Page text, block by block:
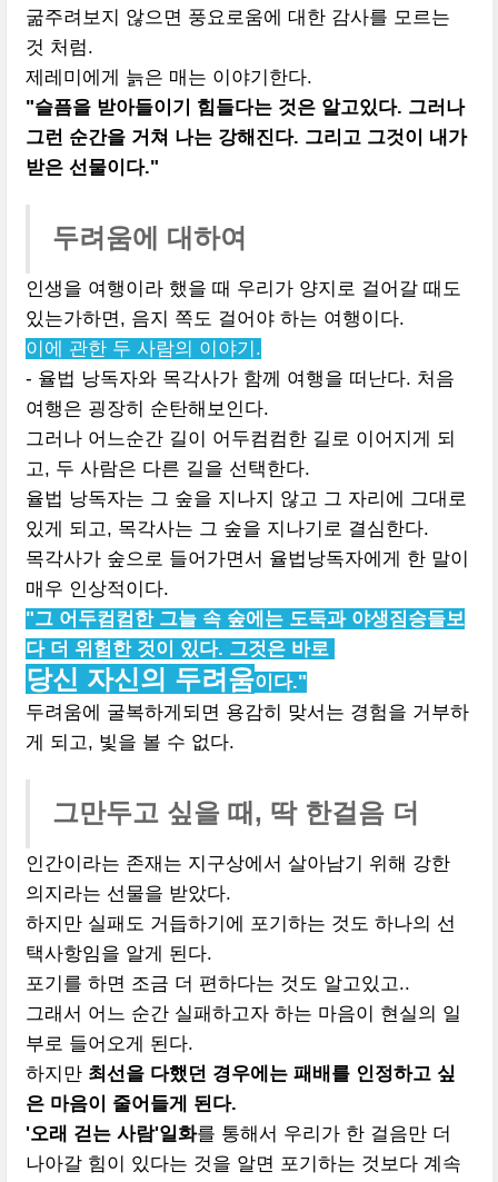
굶주려보지 않으면 풍요로움에 대한 감사를 모르는
것 처럼.
제레미에게 늙은 매는 이야기한다.
"슬픔을 받아들이기 힘들다는 것은 알고있다. 그러나
그런 순간을 거쳐 나는 강해진다. 그리고 그것이 내가
받은 선물이다."
두려움에 대하여
인생을 여행이라 했을 때 우리가 양지로 걸어갈 때도
있는가하면, 음지 쪽도 걸어야 하는 여행이다.
이에 관한 두 사람의 이야기.
- 율법 낭독자와 목각사가 함께 여행을 떠난다. 처음
여행은 굉장히 순탄해보인다.
그러나 어느순간 길이 어두컴컴한 길로 이어지게 되
고, 두 사람은 다른 길을 선택한다.
율법 낭독자는 그 숲을 지나지 않고 그 자리에 그대로
있게 되고, 목각사는 그 숲을 지나기로 결심한다.
목각사가 숲으로 들어가면서 율법낭독자에게 한 말이
매우 인상적이다.
"그 어두컴컴한 그늘 속 숲에는 도둑과 야생짐승들보
다 더 위험한 것이 있다. 그것은 바로
당신 자신의 두려움이다."
두려움에 굴복하게되면 용감히 맞서는 경험을 거부하
게 되고, 빛을 볼 수 없다.
그만두고 싶을 때, 딱 한걸음 더
인간이라는 존재는 지구상에서 살아남기 위해 강한
의지라는 선물을 받았다.
하지만 실패도 거듭하기에 포기하는 것도 하나의 선
택사항임을 알게 된다.
포기를 하면 조금 더 편하다는 것도 알고있고..
그래서 어느 순간 실패하고자 하는 마음이 현실의 일
부로 들어오게 된다.
하지만 최선을 다했던 경우에는 패배를 인정하고 싶
은 마음이 줄어들게 된다.
'오래 걷는 사람'일화를 통해서 우리가 한 걸음만 더
나아갈 힘이 있다는 것을 알면 포기하는 것보다 계속